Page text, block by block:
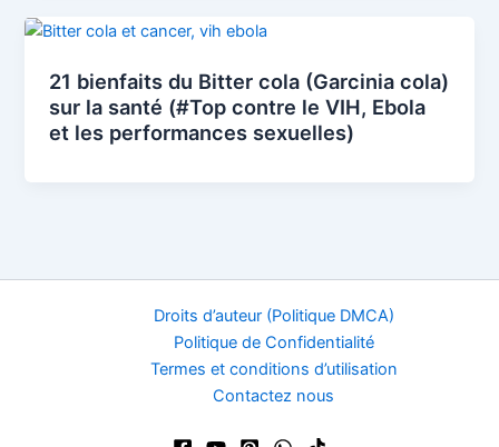
21 bienfaits du Bitter cola (Garcinia cola)
sur la santé (#Top contre le VIH, Ebola
et les performances sexuelles)
Droits d’auteur (Politique DMCA)
Politique de Confidentialité
Termes et conditions d’utilisation
Contactez nous